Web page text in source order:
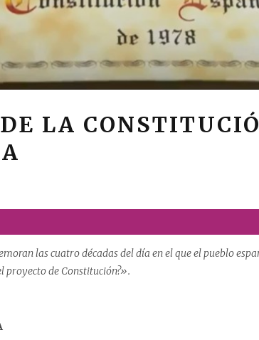
LA
las cuatro décadas del día en el que el pueblo
proyecto de Constitución?».